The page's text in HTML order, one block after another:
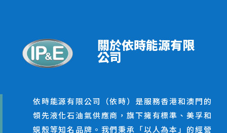
關於依時能源有限
公司
依時能源有限公司（依時）是服務香港和澳門的
領先液化石油氣供應商，旗下擁有標準、美孚和
蜆殼等知名品牌。我們秉承「以人為本」的經營